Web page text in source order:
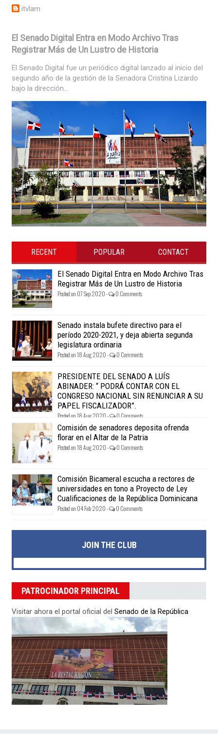
itvlam
El Senado Digital Entra en Modo Archivo Tras
Registrar Más de Un Lustro de Historia
El Senado Digital fue un periódico digital lanzado al inicio del
segundo año de la gestión de la Senadora Cristina Lizardo
bajo la dirección...
RECENT POPULAR CONTACT
El Senado Digital Entra en Modo Archivo Tras
Registrar Más de Un Lustro de Historia
Posted on 07 Sep 2020 - 0 Comments
Senado instala bufete directivo para el
período 2020-2021, y deja abierta segunda
legislatura ordinaria
Posted on 18 Aug 2020 - 0 Comments
PRESIDENTE DEL SENADO A LUÍS
ABINADER: “ PODRÁ CONTAR CON EL
CONGRESO NACIONAL SIN RENUNCIAR A SU
PAPEL FISCALIZADOR”.
Posted on 18 Aug 2020 - 0 Comments
Comisión de senadores deposita ofrenda
florar en el Altar de la Patria
Posted on 18 Aug 2020 - 0 Comments
Comisión Bicameral escucha a rectores de
universidades en tono a Proyecto de Ley
Cualificaciones de la República Dominicana
Posted on 04 Feb 2020 - 0 Comments
JOIN THE CLUB
PATROCINADOR PRINCIPAL
Visitar ahora el portal oficial del Senado de la República